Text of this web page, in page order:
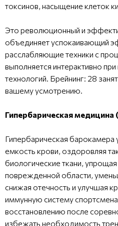
токсинов, насыщение клеток
Это революционный и
объединяет успокаивающий
расслабляющие техники с
выполняется интерактивно
технологий. Брейнинг: 28
вашему усмотрению.
Гипербарическая медицина
Гипербарическая барокамера
емкость крови, оздоровляя
биологические ткани,
поврежденной области,
снижая отечность и улучшая
иммунную систему
восстановлению после
избежать необходимость